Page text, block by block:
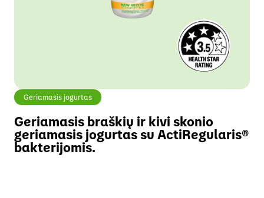
Geriamasis jogurtas
Geriamasis braškių ir kivi skonio
geriamasis jogurtas su ActiRegularis®
bakterijomis.